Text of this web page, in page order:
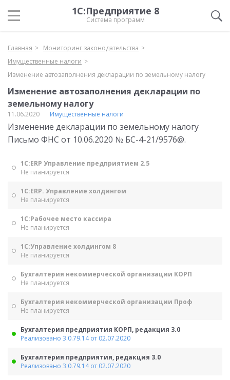
1С:Предприятие 8
Система программ
Главная
Мониторинг законодательства
Имущественные налоги
Изменение автозаполнения декларации по земельному налогу
Изменение автозаполнения декларации по
земельному налогу
11.06.2020 Имущественные налоги
Изменение декларации по земельному налогу
Письмо ФНС от 10.06.2020 № БС-4-21/9576@.
1С:ERP Управление предприятием 2.5
Не планируется
1С:ERP. Управление холдингом
Не планируется
1С:Рабочее место кассира
Не планируется
1С:Управление холдингом 8
Не планируется
Бухгалтерия некоммерческой организации КОРП
Не планируется
Бухгалтерия некоммерческой организации Проф
Не планируется
Бухгалтерия предприятия КОРП, редакция 3.0
Реализовано 3.0.79.14 от 02.07.2020
Бухгалтерия предприятия, редакция 3.0
Реализовано 3.0.79.14 от 02.07.2020